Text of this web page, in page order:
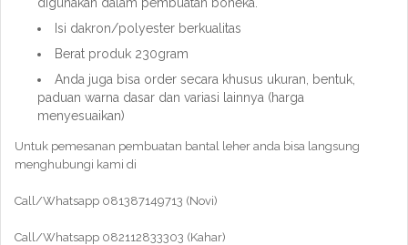
Isi dakron/polyester berkualitas
Berat produk 230gram
Anda juga bisa order secara khusus ukuran, bentuk,
paduan warna dasar dan variasi lainnya (harga
menyesuaikan)
Untuk pemesanan pembuatan bantal leher anda bisa langsung
menghubungi kami di
Call/Whatsapp 081387149713 (Novi)
Call/Whatsapp 082112833303 (Kahar)